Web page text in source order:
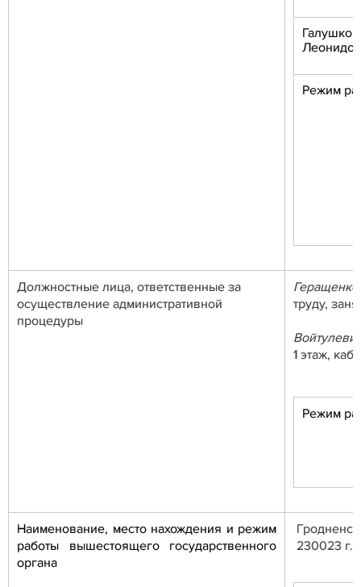
Режим
Должностные лица, ответственные за
осуществление административной
процедуры
труду,
1 этаж,
Режим
Наименование, место нахождения и режим
работы вышестоящего государственного
органа
230023 г.